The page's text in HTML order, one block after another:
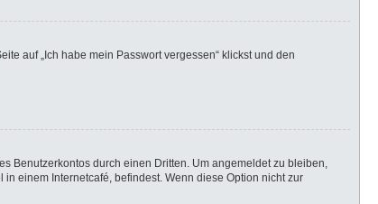
auf „Ich habe mein Passwort vergessen“ klickst und den
Benutzerkontos durch einen Dritten. Um angemeldet zu bleiben,
einem Internetcafé, befindest. Wenn diese Option nicht zur